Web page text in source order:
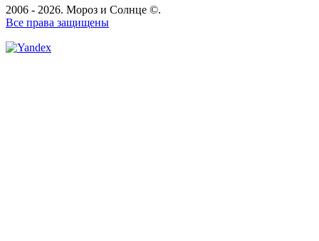
2006 - 2026. Мороз и Солнце ©.
Все права защищены